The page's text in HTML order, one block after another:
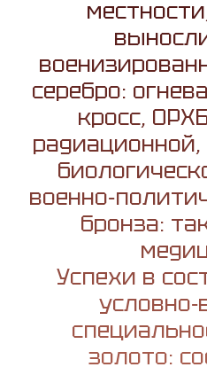
серебро:
кросс,
бронза:
Успехи в
золото: